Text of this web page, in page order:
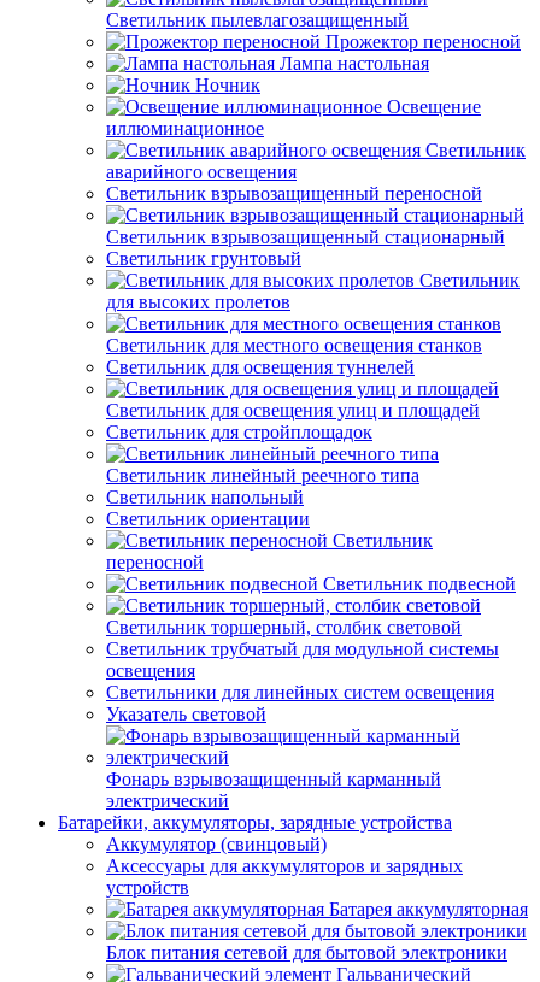
Светильник пылевлагозащищенный
Прожектор переносной
Лампа настольная
Ночник
Освещение
иллюминационное
Светильник
аварийного освещения
Светильник взрывозащищенный переносной
Светильник взрывозащищенный стационарный
Светильник грунтовый
Светильник
для высоких пролетов
Светильник для местного освещения станков
Светильник для освещения туннелей
Светильник для освещения улиц и площадей
Светильник для стройплощадок
Светильник линейный реечного типа
Светильник напольный
Светильник ориентации
Светильник
переносной
Светильник подвесной
Светильник торшерный, столбик световой
Светильник трубчатый для модульной системы
освещения
Светильники для линейных систем освещения
Указатель световой
Фонарь взрывозащищенный карманный
электрический
Батарейки, аккумуляторы, зарядные устройства
Аккумулятор (свинцовый)
Аксессуары для аккумуляторов и зарядных
устройств
Батарея аккумуляторная
Блок питания сетевой для бытовой электроники
Гальванический